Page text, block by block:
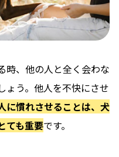
時、他の人と全く会わな
ょう。他人を不快にさせ
に慣れさせることは、犬
ても重要です。